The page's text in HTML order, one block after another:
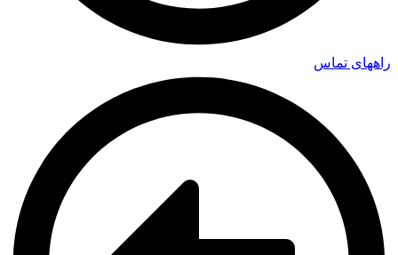
راههای تماس